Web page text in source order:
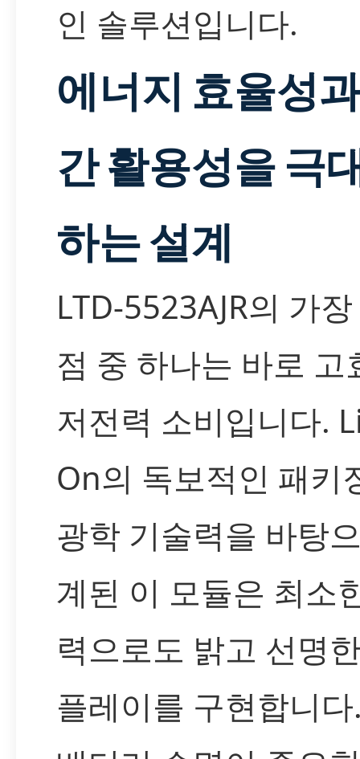
인 솔루션입니다.
에너지 효율성
간 활용성을 극
하는 설계
LTD-5523AJR의 가
점 중 하나는 바로 고
저전력 소비입니다.
On의 독보적인 패키
광학 기술력을 바탕
계된 이 모듈은 최소
력으로도 밝고 선명
플레이를 구현합니